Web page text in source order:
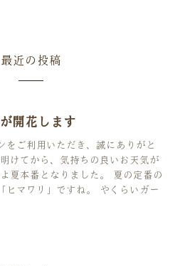
最近の投稿
開花します
をご利用いただき、誠にありがと
けてから、気持ちの良いお天気が
夏本番となりました。 夏の定番の
ヒマワリ」ですね。 やくらいガー